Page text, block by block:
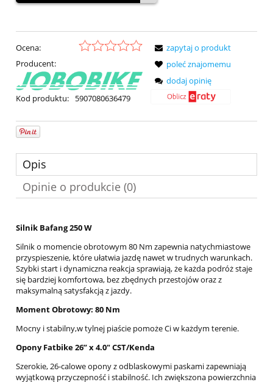
Ocena:
Producent:
Kod produktu: 5907080636479
zapytaj o produkt
poleć znajomemu
dodaj opinię
Opis
Opinie o produkcie (0)
Silnik Bafang 250 W
Silnik o momencie obrotowym 80 Nm zapewnia natychmiastowe
przyspieszenie, które ułatwia jazdę nawet w trudnych warunkach.
Szybki start i dynamiczna reakcja sprawiają, że każda podróż staje
się bardziej komfortowa, bez zbędnych przestojów oraz z
maksymalną satysfakcją z jazdy.
Moment Obrotowy: 80 Nm
Mocny i stabilny,w tylnej piaście pomoże Ci w każdym terenie.
Opony Fatbike 26” x 4.0" CST/Kenda
Szerokie, 26-calowe opony z odblaskowymi paskami zapewniają
wyjątkową przyczepność i stabilność. Ich zwiększona powierzchnia